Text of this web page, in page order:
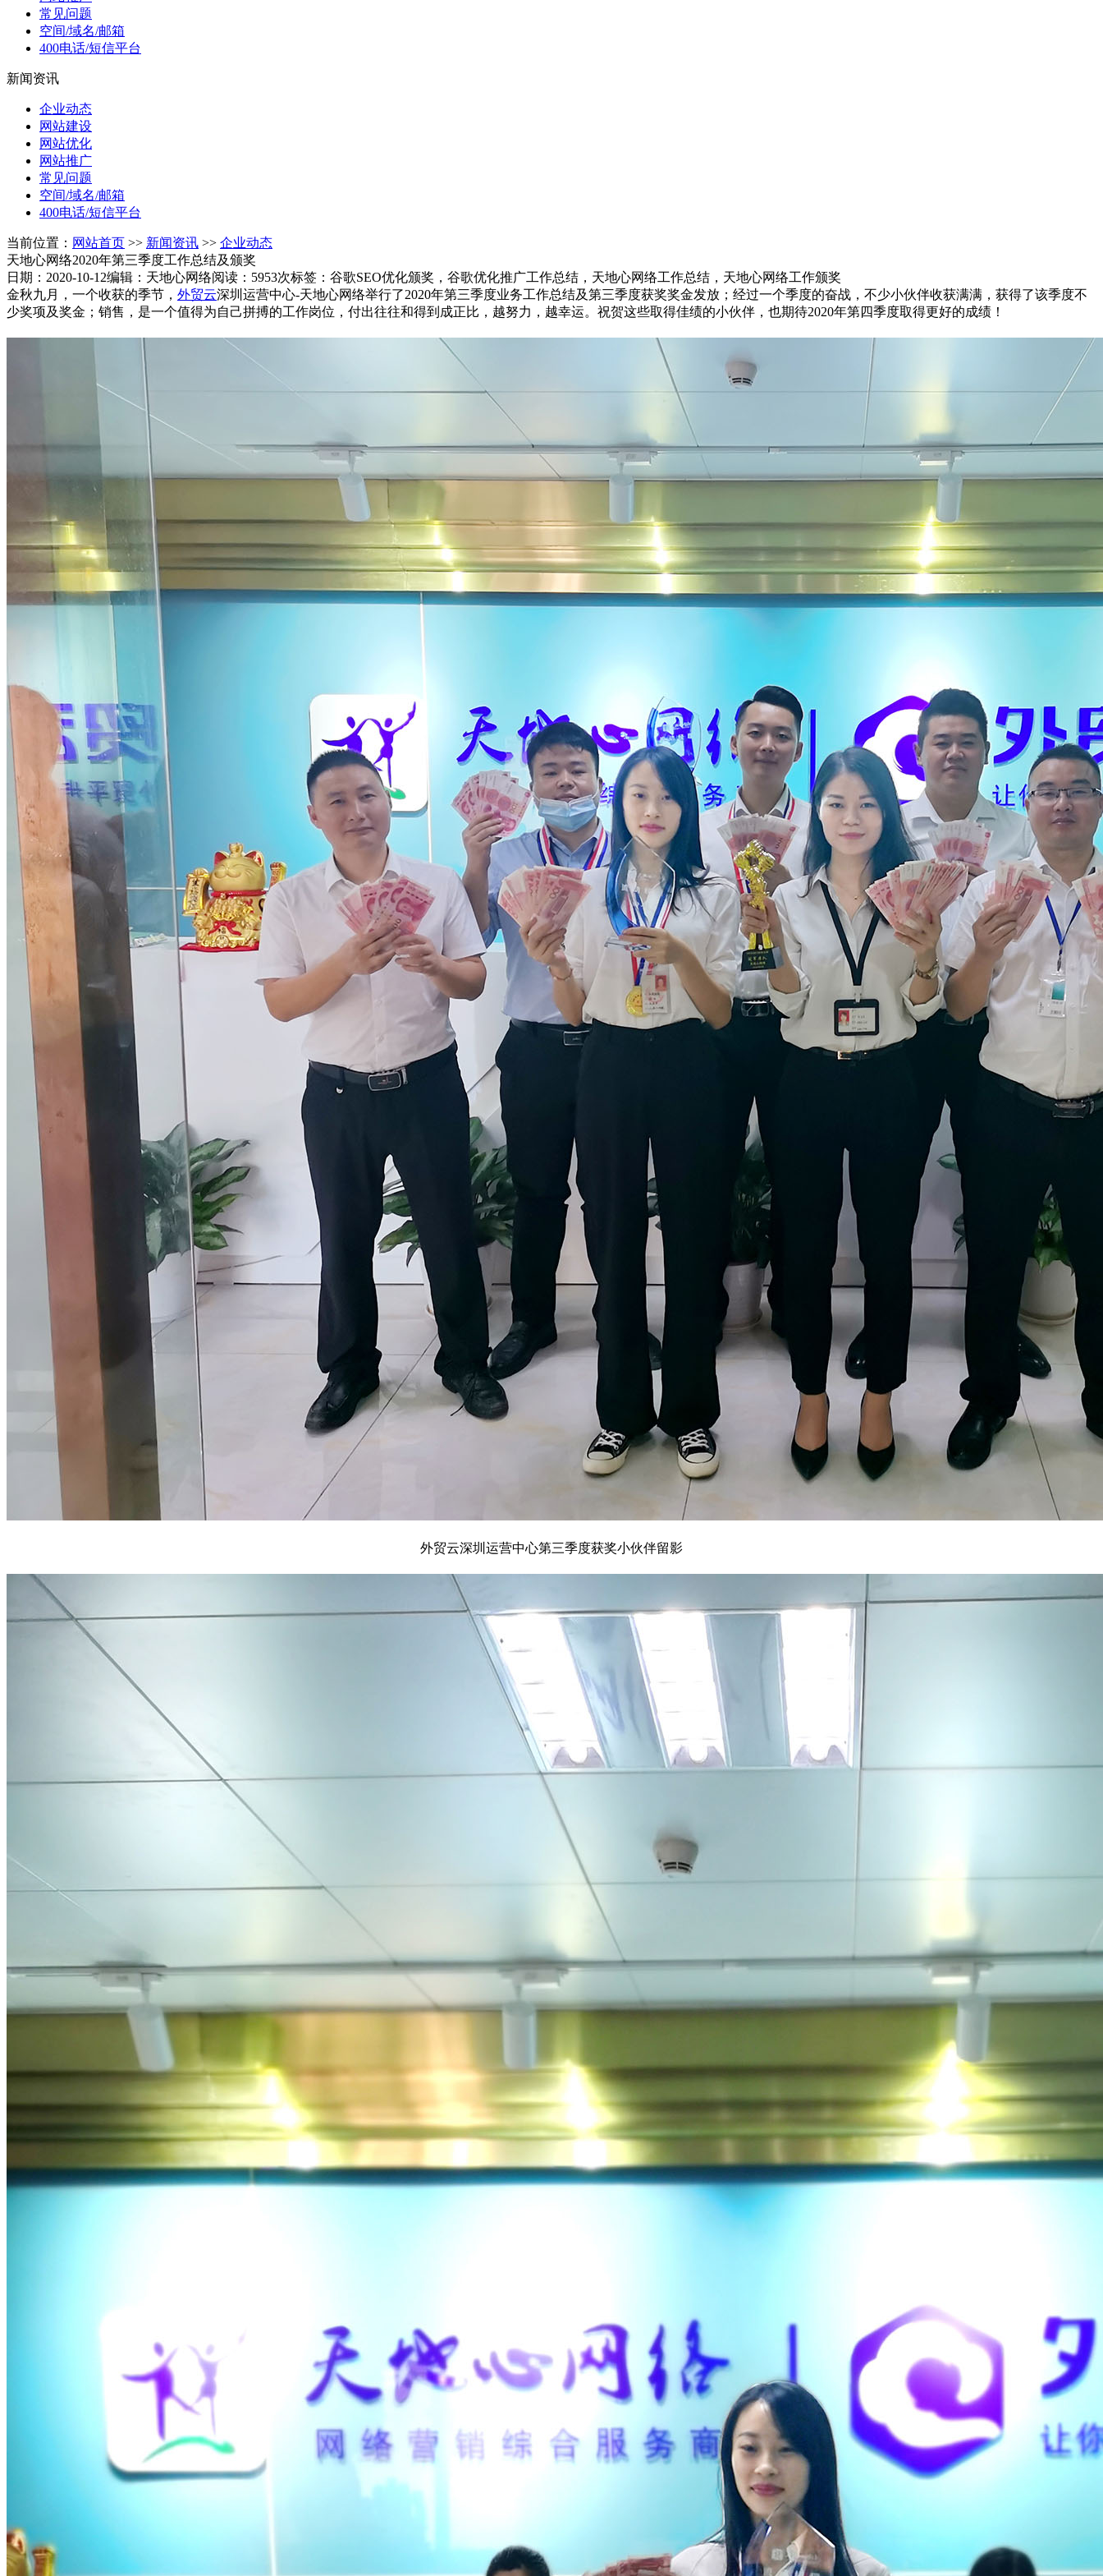
常见问题
空间/域名/邮箱
400电话/短信平台
新闻资讯
企业动态
网站建设
网站优化
网站推广
常见问题
空间/域名/邮箱
400电话/短信平台
当前位置： 网站首页 >> 新闻资讯 >> 企业动态
天地心网络2020年第三季度工作总结及颁奖
日期：2020-10-12编辑：天地心网络阅读：5953次标签：谷歌SEO优化颁奖，谷歌优化推广工作总结，天地心网络工作总结，天地心网络工作颁奖
金秋九月，一个收获的季节， 外贸云深圳运营中心-天地心网络举行了2020年第三季度业务工作总结及第三季度获奖奖金发放；经过一个季度的奋战，不少小伙伴收获满满，获得了该季度不
少奖项及奖金；销售，是一个值得为自己拼搏的工作岗位，付出往往和得到成正比，越努力，越幸运。祝贺这些取得佳绩的小伙伴，也期待2020年第四季度取得更好的成绩！
外贸云深圳运营中心第三季度获奖小伙伴留影